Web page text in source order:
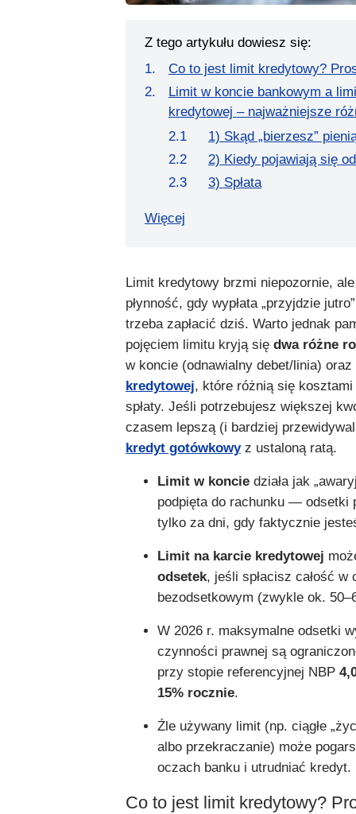
Z tego artykułu dowiesz się:
Co to jest limit kredytowy?
Limit w koncie bankowym a
kredytowej – najważniejsze
1) Skąd „bierzesz”
2) Kiedy pojawiają się
3) Spłata
Więcej
Limit kredytowy brzmi niepozornie,
płynność, gdy wypłata „przyjdzie
trzeba zapłacić dziś. Warto jednak
pojęciem limitu kryją się dwa różne
w koncie (odnawialny debet/linia)
kredytowej, które różnią się
spłaty. Jeśli potrzebujesz większej
czasem lepszą (i bardziej
kredyt gotówkowyz ustaloną ratą.
Limit w koncie działa jak
podpięta do rachunku — odsetki
tylko za dni, gdy faktycznie
Limit na karcie kredytowej
odsetek, jeśli spłacisz całość w
bezodsetkowym (zwykle ok.
W 2026 r. maksymalne odsetki
czynności prawnej są
przy stopie referencyjnej NBP
15% rocznie.
Źle używany limit (np. ciągłe
albo przekraczanie) może
oczach banku i utrudniać kredyt.
Co to jest limit kredytowy?